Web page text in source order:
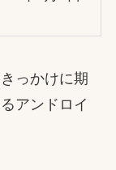
っかけに期
アンドロイ